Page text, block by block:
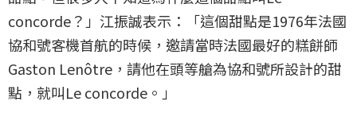
concorde？」江振誠表示：「這個甜點是1976年法國
協和號客機首航的時候，邀請當時法國最好的糕餅師
Gaston Lenôtre，請他在頭等艙為協和號所設計的甜
點，就叫Le concorde。」